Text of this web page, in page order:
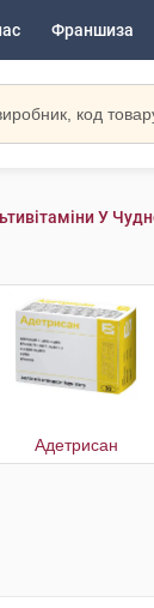
Франшиза
У
Адетрисан